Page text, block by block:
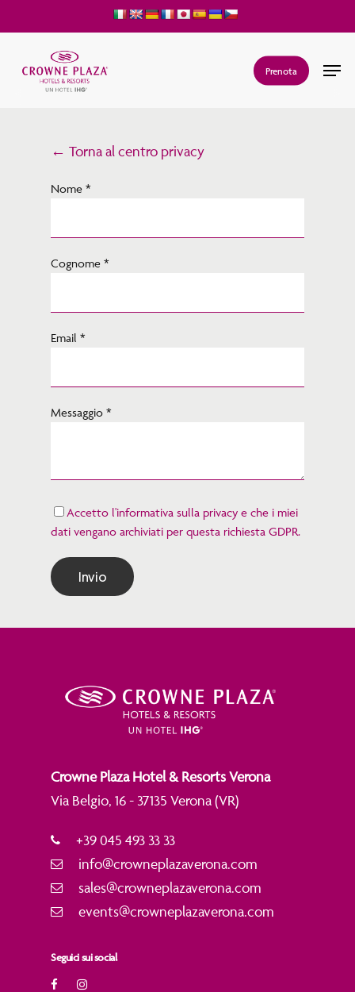
to
content
Prenota
Menu
← Torna al centro privacy
Nome *
Cognome *
Email *
Messaggio *
Accetto l'informativa sulla privacy e che i miei
dati vengano archiviati per questa richiesta GDPR.
Crowne Plaza Hotel & Resorts Verona
Via Belgio, 16 - 37135 Verona (VR)
+39 045 493 33 33
info@crowneplazaverona.com
sales@crowneplazaverona.com
events@crowneplazaverona.com
Seguici sui social